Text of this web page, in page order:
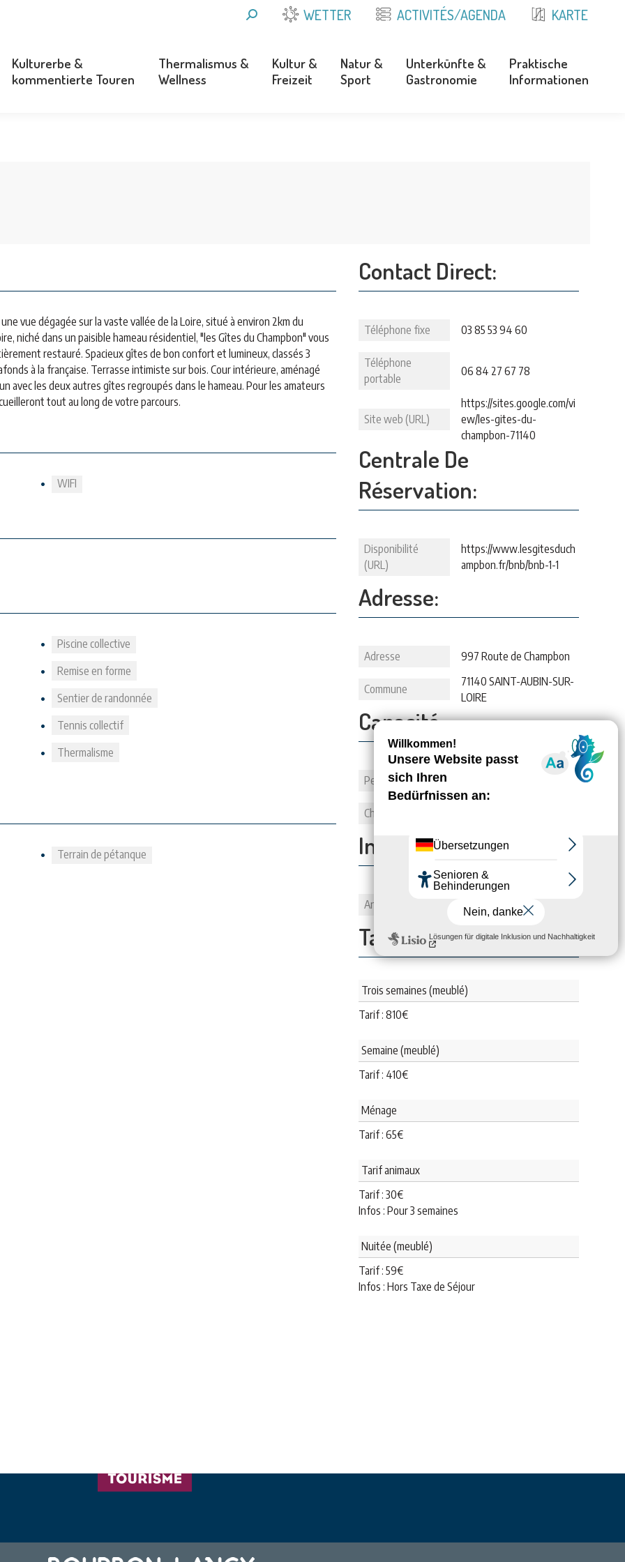
SEARCH: WETTER ACTIVITÉS/AGENDA KARTE
Kulturerbe &
kommentierte Touren
Thermalismus &
Wellness
Kultur &
Freizeit
Natur &
Sport
Unterkünfte &
Gastronomie
Praktische
Informationen
vue dégagée sur la vaste vallée de la Loire, situé à environ 2km du
niché dans un paisible hameau résidentiel, "les Gîtes du Champbon" vous
restauré. Spacieux gîtes de bon confort et lumineux, classés 3
à la française. Terrasse intimiste sur bois. Cour intérieure, aménagé
avec les deux autres gîtes regroupés dans le hameau. Pour les amateurs
tout au long de votre parcours.
WIFI
Piscine collective
Remise en forme
Sentier de randonnée
Tennis collectif
Thermalisme
Terrain de pétanque
Contact Direct:
Téléphone fixe 03 85 53 94 60
Téléphone
portable
06 84 27 67 78
Site web (URL)
https://sites.google.com/vi
ew/les-gites-du-
champbon-71140
Centrale De
Réservation:
Disponibilité
(URL)
https://www.lesgitesduch
ampbon.fr/bnb/bnb-1-1
Adresse:
Adresse 997 Route de Champbon
Commune
71140 SAINT-AUBIN-SUR-
LOIRE
Capacité:
Personnes
Chambes
Informations:
Animaux 1
Tarifs:
Trois semaines (meublé)
Tarif : 810€
Semaine (meublé)
Tarif : 410€
Ménage
Tarif : 65€
Tarif animaux
Tarif : 30€
Infos : Pour 3 semaines
Nuitée (meublé)
Tarif : 59€
Infos : Hors Taxe de Séjour
Thermalismus &
Kultur &
Natur &
Unterkünfte &
Praktische